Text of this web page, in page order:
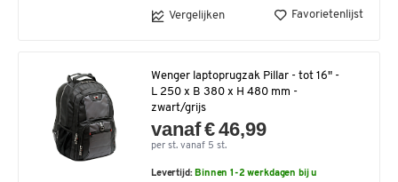
Vergelijken Favorietenlijst
Wenger laptoprugzak Pillar - tot 16" -
L 250 x B 380 x H 480 mm -
zwart/grijs
vanaf € 46,99
per st. vanaf 5 st.
Levertijd: Binnen 1-2 werkdagen bij u